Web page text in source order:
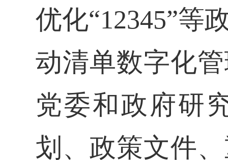
优化“12345”等
动清单数字化
党委和政府研
划、政策文件